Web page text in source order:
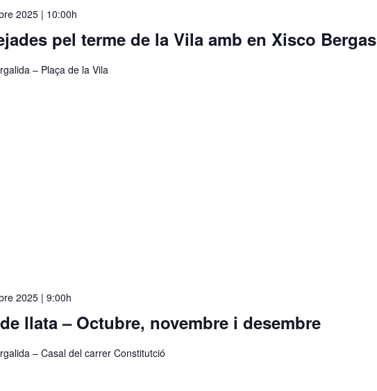
pel terme de la Vila amb en Xisco Bergas
2025 | 10:00h
– Plaça de la Vila
llata – Octubre, novembre i desembre
2025 | 9:00h
– Casal del carrer Constitutció